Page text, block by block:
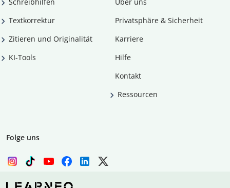
Schreibhilfen
Textkorrektur
Zitieren und Originalität
KI-Tools
Über uns
Privatsphäre & Sicherheit
Karriere
Hilfe
Kontakt
Ressourcen
Folge uns